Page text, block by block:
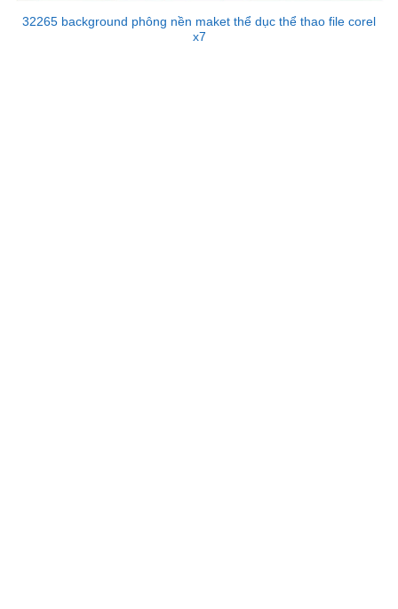
32265 background phông nền maket thể dục thể thao file corel
x7